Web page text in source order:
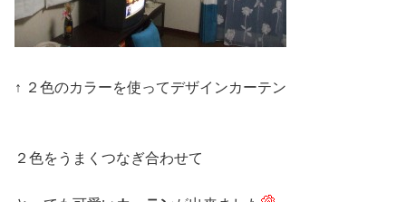
↑ ２色のカラーを使ってデザインカーテン
２色をうまくつなぎ合わせて